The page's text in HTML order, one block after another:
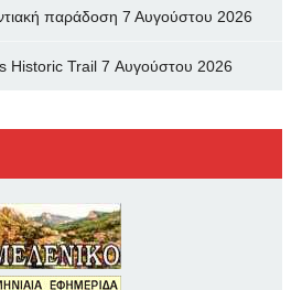
παράδοση 7 Αυγούστου 2026
Historic Trail 7 Αυγούστου 2026